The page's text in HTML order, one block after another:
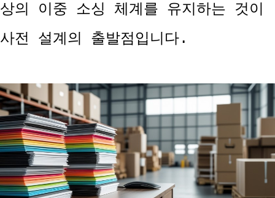
상의 이중 소싱 체계를 유지하는 것이
사전 설계의 출발점입니다.